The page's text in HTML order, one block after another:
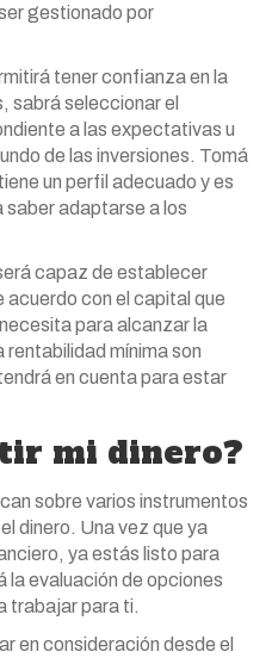
gestionado por
tener confianza en la
sabrá seleccionar el
a las expectativas u
de las inversiones. Tomá
un perfil adecuado y es
saber adaptarse a los
capaz de establecer
con el capital que
para alcanzar la
rentabilidad mínima son
en cuenta para estar
mi dinero?
sobre varios instrumentos
dinero. Una vez que ya
ya estás listo para
la evaluación de opciones
trabajar para ti.
en consideración desde el